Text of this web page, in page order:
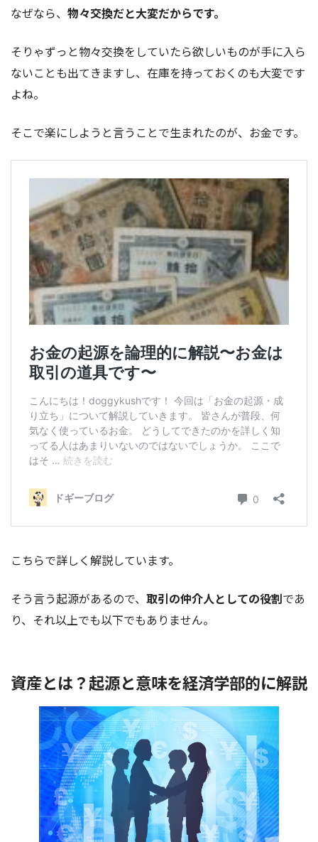
なぜなら、 物々交換だと大変だからです。
そりゃずっと物々交換をしていたら欲しいものが手に入ら
ないことも出てきますし、在庫を持っておくのも大変です
よね。
そこで楽にしようと言うことで生まれたのが、お金です。
こちらで詳しく解説しています。
そう言う起源があるので、 取引の仲介人としての役割であ
り、それ以上でも以下でもありません。
資産とは？起源と意味を経済学部的に解説